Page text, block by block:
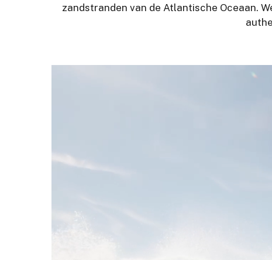
zandstranden van de Atlantische Oceaan.